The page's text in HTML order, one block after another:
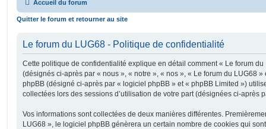
Accueil du forum
Quitter le forum et retourner au site
Le forum du LUG68 - Politique de confidentialité
Cette politique de confidentialité explique en détail comment « Le forum
(désignés ci-après par « nous », « notre », « nos », « Le forum du LUG68
phpBB (désigné ci-après par « logiciel phpBB » et « phpBB Limited »)
collectées lors des sessions d’utilisation de votre part (désignées ci-après
Vos informations sont collectées de deux manières différentes.
LUG68 », le logiciel phpBB génèrera un certain nombre de cookies qui